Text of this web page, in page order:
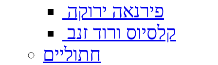
פירנאה ירוקה
קלסיוס ורוד זנב
חתוליים